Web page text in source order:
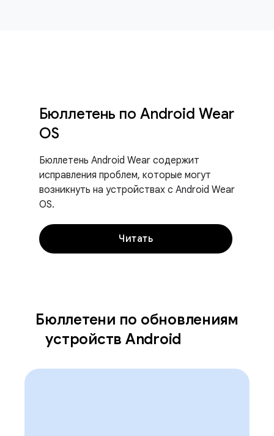
Бюллетень по Android Wear
OS
Бюллетень Android Wear содержит
исправления проблем, которые могут
возникнуть на устройствах с Android Wear
OS.
Читать
Бюллетени по обновлениям
устройств Android